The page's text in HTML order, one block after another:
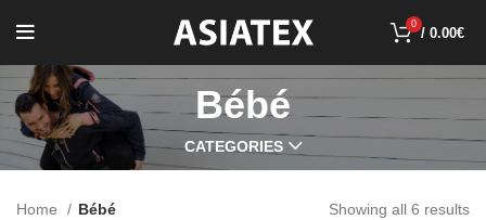
0
/ 0.00€
Bébé
CATEGORIES
Home Bébé Showing all 6 results